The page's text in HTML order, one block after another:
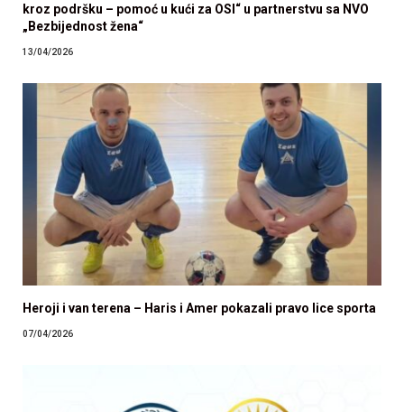
kroz podršku – pomoć u kući za OSI“ u partnerstvu sa NVO
„Bezbijednost žena“
13/04/2026
Heroji i van terena – Haris i Amer pokazali pravo lice sporta
07/04/2026